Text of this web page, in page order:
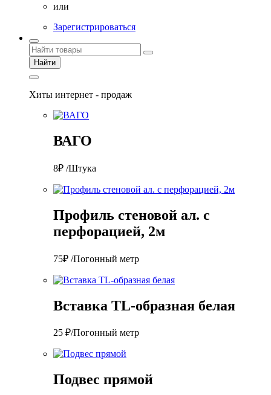
или
Зарегистрироваться
Найти
Хиты интернет - продаж
ВАГО
8₽ /Штука
Профиль стеновой ал. с
перфорацией, 2м
75₽ /Погонный метр
Вставка TL-образная белая
25 ₽/Погонный метр
Подвес прямой